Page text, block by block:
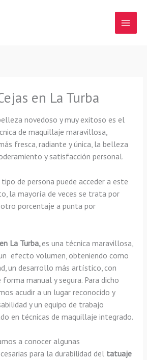
en La Turba
novedoso y muy exitoso es el
de maquillaje maravillosa,
fresca, radiante y única, la belleza
y satisfacción personal.
de persona puede acceder a este
la mayoría de veces se trata por
porcentaje a punta por
La Turba, es una técnica maravillosa,
efecto volumen, obteniendo como
un desarrollo más artístico, con
manual y segura. Para dicho
acudir a un lugar reconocido y
y un equipo de trabajo
en técnicas de maquillaje integrado.
a conocer algunas
para la durabilidad del tatuaje